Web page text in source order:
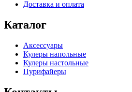
Доставка и оплата
Каталог
Аксессуары
Кулеры напольные
Кулеры настольные
Пурифайеры